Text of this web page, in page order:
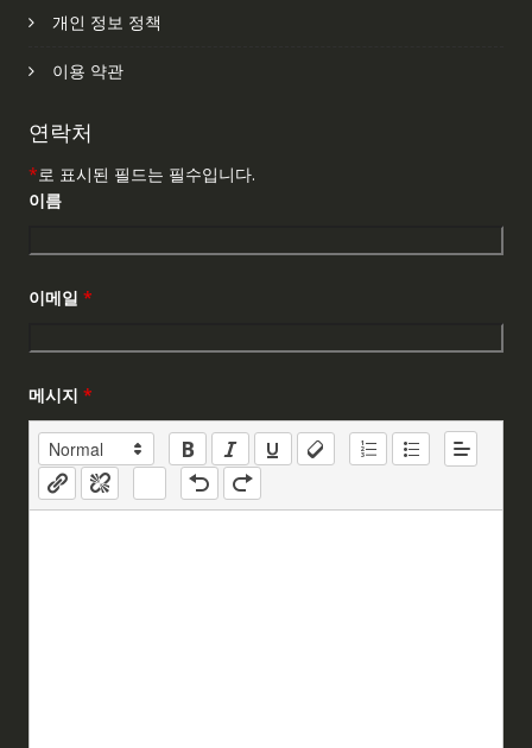
개인 정보 정책
이용 약관
연락처
*로 표시된 필드는 필수입니다.
이름
이메일 *
메시지 *